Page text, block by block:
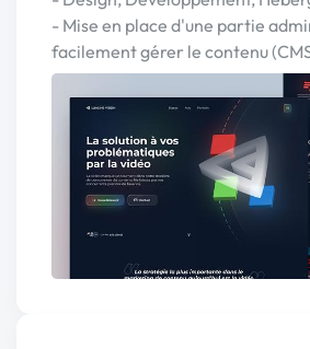
- Mise en place d'une partie
facilement gérer le contenu